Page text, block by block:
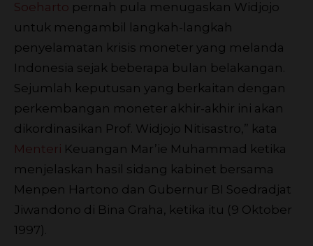
Soeharto pernah pula menugaskan Widjojo
untuk mengambil langkah-langkah
penyelamatan krisis moneter yang melanda
Indonesia sejak beberapa bulan belakangan.
Sejumlah keputusan yang berkaitan dengan
perkembangan moneter akhir-akhir ini akan
dikordinasikan Prof. Widjojo Nitisastro,” kata
Menteri Keuangan Mar’ie Muhammad ketika
menjelaskan hasil sidang kabinet bersama
Menpen Hartono dan Gubernur BI Soedradjat
Jiwandono di Bina Graha, ketika itu (9 Oktober
1997).